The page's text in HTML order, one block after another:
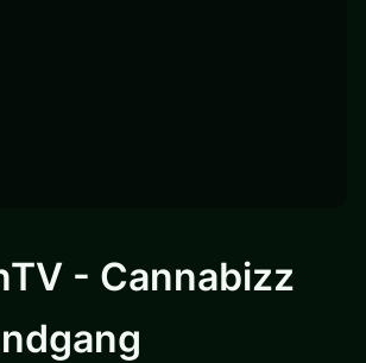
- Cannabizz